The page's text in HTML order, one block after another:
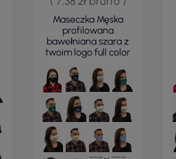
Maseczka Męska
profilowana
bawełniana szara z
twoim logo full color